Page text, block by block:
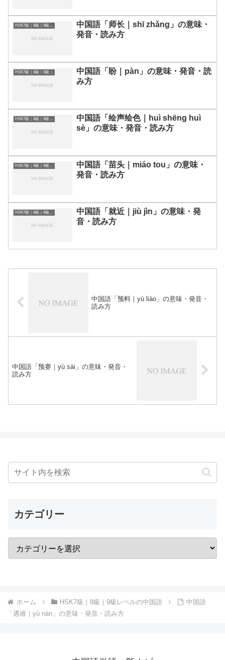
HSK7級｜8級｜9級レベルの中国語
中国語「师长｜shī zhǎng」の意味・
発音・読み方
HSK7級｜8級｜9級レベルの中国語
中国語「盼｜pàn」の意味・発音・読
み方
HSK7級｜8級｜9級レベルの中国語
中国語「绘声绘色｜huì shēng huì
sè」の意味・発音・読み方
中国語「苗头｜miáo tou」の意味・
発音・読み方
中国語「就近｜jiù jìn」の意味・発
音・読み方
中国語「预料｜yù liào」の意味・発音・
読み方
中国語「预赛｜yù sài」の意味・発音・
読み方
カテゴリー
ホーム HSK7級｜8級｜9級レベルの中国語
中国語
「遇难｜yù nàn」の意味・発音・読み方